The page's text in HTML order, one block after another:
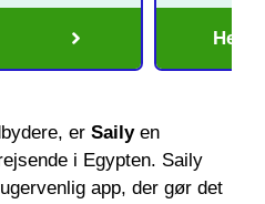
Hent
er Sailyen
i Egypten. Saily
app, der gør det